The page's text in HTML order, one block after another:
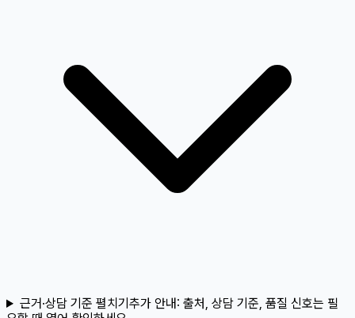
근거·상담 기준 펼치기추가 안내: 출처, 상담 기준, 품질 신호는 필